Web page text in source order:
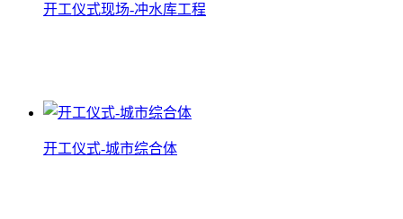
开工仪式现场-冲水库工程
开工仪式-城市综合体